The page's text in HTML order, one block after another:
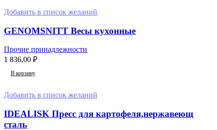
Добавить в список желаний
GENOMSNITT Весы кухонные
Прочие принадлежности
1 836,00 ₽
В корзину
Добавить в список желаний
IDEALISK Пресс для картофеля,нержавеющ
сталь